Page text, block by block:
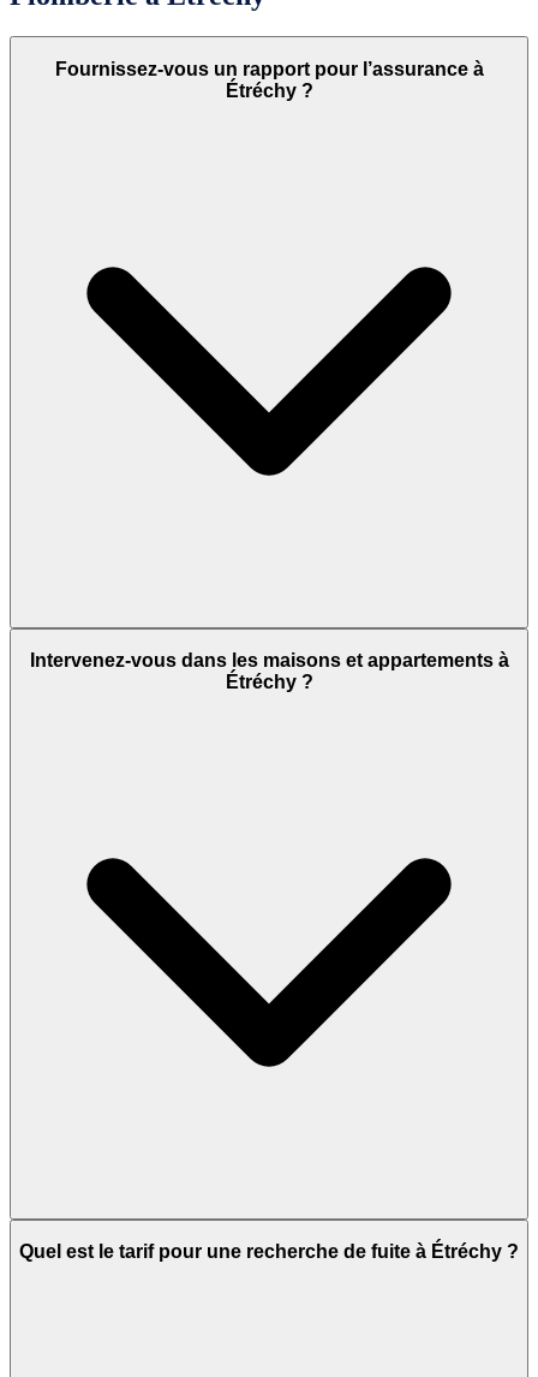
Fournissez-vous un rapport pour l’assurance à
Étréchy ?
Intervenez-vous dans les maisons et appartements à
Étréchy ?
Quel est le tarif pour une recherche de fuite à Étréchy ?